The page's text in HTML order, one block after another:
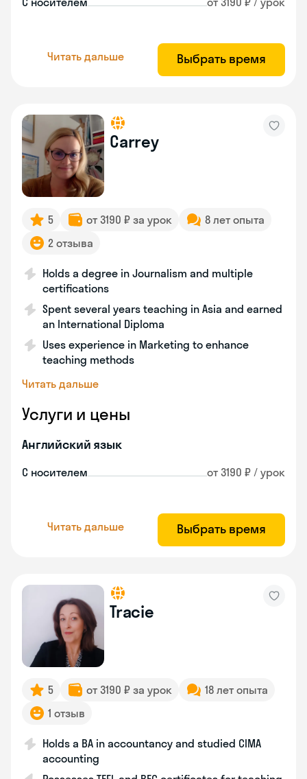
Читать дальше Выбрать время
Carrey
5 от 3190 ₽ за урок
8 лет опыта
2 отзыва
Holds a degree in Journalism and multiple
certifications
Spent several years teaching in Asia and earned
an International Diploma
Uses experience in Marketing to enhance
teaching methods
Читать дальше
Услуги и цены
Английский язык
С носителем от 3190 ₽ / урок
Читать дальше Выбрать время
Tracie
5 от 3190 ₽ за урок
18 лет опыта
1 отзыв
Holds a BA in accountancy and studied CIMA
accounting